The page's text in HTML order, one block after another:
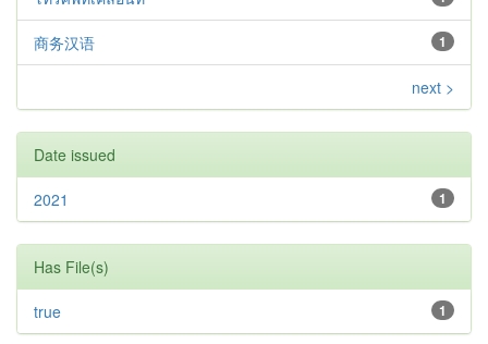
1
商务汉语
next >
Date issued
1
2021
Has File(s)
1
true